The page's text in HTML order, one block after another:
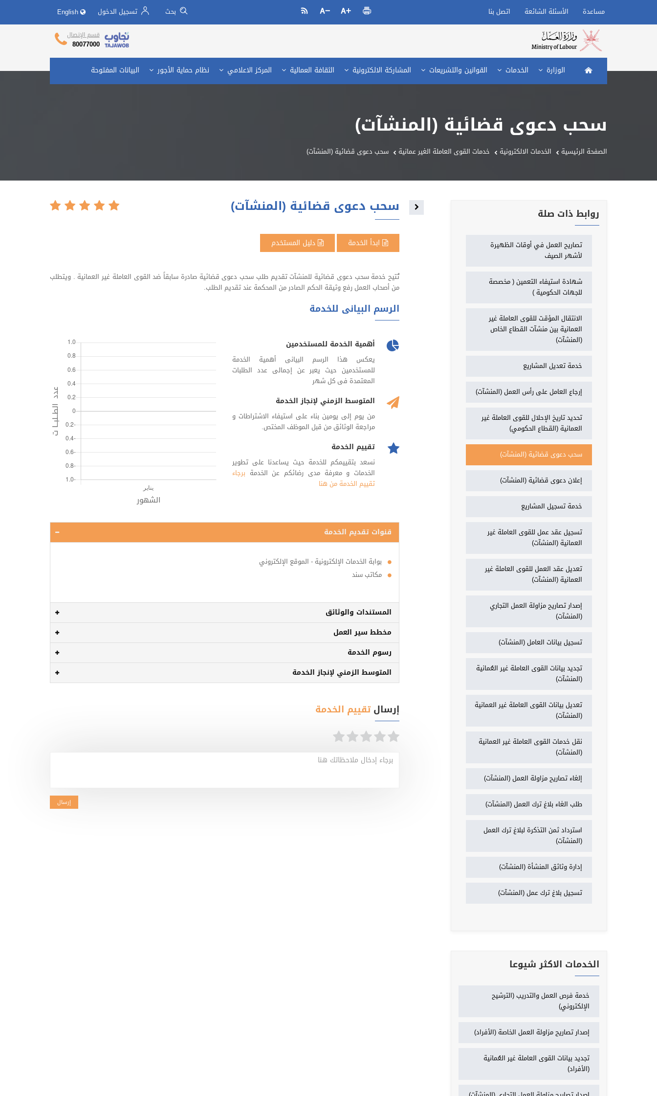
مساعدة الأسئلة الشائعة اتصل بنا بحث
تسجيل الدخول
قسم الإتصال
80077000
تجاوب وزارة العمل
الصفحة الرئيسية
الوزارة الخدمات القوانين والتشريعات المشاركة الالكترونية الثقافة العمالية المركز الاعلامي نظام حماية الأجور البيانات المفتوحة
سحب دعوى قضائية (المنشآت)
الصفحة الرئيسية الخدمات الالكترونية خدمات القوى العاملة الغير عمانية سحب دعوى قضائية (المنشآت)
سحب دعوى قضائية (المنشآت)
ابدأ الخدمة دليل المستخدم
تُتيح خدمة سحب دعوى قضائية للمنشآت تقديم طلب سحب دعوى قضائية صادرة سابقاً ضد القوى العاملة غير العمانية . ويتطلب
من أصحاب العمل رفع وثيقة الحكم الصادر من المحكمة عند تقديم الطلب.
الرسم البيانى للخدمة
أهمية الخدمة للمستخدمين
يعكس هذا الرسم البيانى أهمية الخدمة
للمستخدمين حيث يعبر عن إجمالى عدد الطلبات
المعتمدة فى كل شهر
المتوسط الزمني لإنجاز الخدمة
من يوم إلى يومين بناء على استيفاء الاشتراطات و
مراجعة الوثائق من قبل الموظف المختص.
تقييم الخدمة
نسعد بتقييمكم للخدمة حيث يساعدنا على تطوير
الخدمات و معرفة مدى رضائكم عن الخدمة برجاء
تقييم الخدمة من هنا
قنوات تقديم الخدمة
بوابة الخدمات الإلكترونية - الموقع الإلكتروني
مكاتب سند
المستندات والوثائق
مخطط سير العمل
رسوم الخدمة
المتوسط الزمني لإنجاز الخدمة
Toggle navigation
إرسال تقييم الخدمة
برجاء إدخال ملاحظاتك هنا
إرسال
روابط ذات صلة
تصاريح العمل في أوقات الظهيرة
لأشهر الصيف
شهادة استيفاء التعمين ( مخصصة
للجهات الحكومية )
الانتقال المؤقت للقوى العاملة غير
العمانية بين منشآت القطاع الخاص
(المنشآت)
خدمة تعديل المشاريع
إرجاع العامل على رأس العمل (المنشآت)
تحديد تاريخ الإحلال للقوى العاملة غير
العمانية (القطاع الحكومي)
سحب دعوى قضائية (المنشآت)
إعلان دعوى قضائية (المنشآت)
خدمة تسجيل المشاريع
تسجيل عقد عمل للقوى العاملة غير
العمانية (المنشآت)
تعديل عقد العمل للقوى العاملة غير
العمانية (المنشآت)
إصدار تصاريح مزاولة العمل التجاري
(المنشآت)
تسجيل بيانات العامل (المنشآت)
تجديد بيانات القوى العاملة غير العُمانية
(المنشآت)
تعديل بيانات القوى العاملة غير العمانية
(المنشآت)
نقل خدمات القوى العاملة غير العمانية
(المنشآت)
إلغاء تصاريح مزاولة العمل (المنشآت)
طلب الغاء بلاغ ترك العمل (المنشآت)
استرداد ثمن التذكرة لبلاغ ترك العمل
(المنشآت)
إدارة وثائق المنشأة (المنشآت)
تسجيل بلاغ ترك عمل (المنشآت)
الخدمات الاكثر شيوعا
خدمة فرص العمل والتدريب (الترشيح
الإلكتروني)
إصدار تصاريح مزاولة العمل الخاصة (الأفراد)
تجديد بيانات القوى العاملة غير العُمانية
(الأفراد)